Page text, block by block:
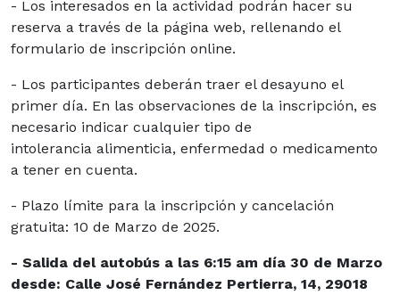
- Los interesados en la actividad podrán hacer su
reserva a través de la página web, rellenando el
formulario de inscripción online.
- Los participantes deberán traer el desayuno el
primer día. En las observaciones de la inscripción, es
necesario indicar cualquier tipo de
intolerancia alimenticia, enfermedad o medicamento
a tener en cuenta.
- Plazo límite para la inscripción y cancelación
gratuita: 10 de Marzo de 2025.
- Salida del autobús a las 6:15 am día 30 de Marzo
desde: Calle José Fernández Pertierra, 14, 29018